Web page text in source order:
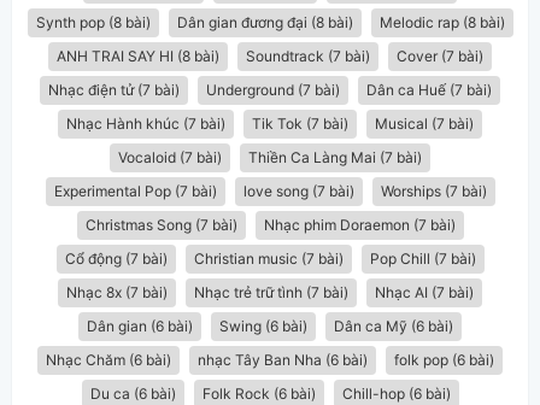
Synth pop (8 bài)
Dân gian đương đại (8 bài)
Melodic rap (8 bài)
ANH TRAI SAY HI (8 bài)
Soundtrack (7 bài)
Cover (7 bài)
Nhạc điện tử (7 bài)
Underground (7 bài)
Dân ca Huế (7 bài)
Nhạc Hành khúc (7 bài)
Tik Tok (7 bài)
Musical (7 bài)
Vocaloid (7 bài)
Thiền Ca Làng Mai (7 bài)
Experimental Pop (7 bài)
love song (7 bài)
Worships (7 bài)
Christmas Song (7 bài)
Nhạc phim Doraemon (7 bài)
Cổ động (7 bài)
Christian music (7 bài)
Pop Chill (7 bài)
Nhạc 8x (7 bài)
Nhạc trẻ trữ tình (7 bài)
Nhạc AI (7 bài)
Dân gian (6 bài)
Swing (6 bài)
Dân ca Mỹ (6 bài)
Nhạc Chăm (6 bài)
nhạc Tây Ban Nha (6 bài)
folk pop (6 bài)
Du ca (6 bài)
Folk Rock (6 bài)
Chill-hop (6 bài)